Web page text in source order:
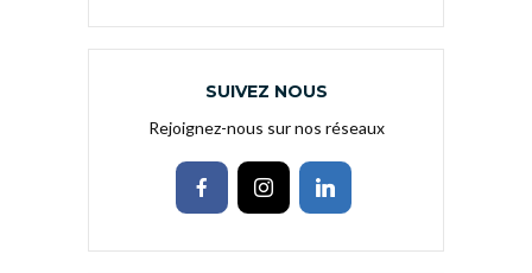
SUIVEZ NOUS
Rejoignez-nous sur nos réseaux